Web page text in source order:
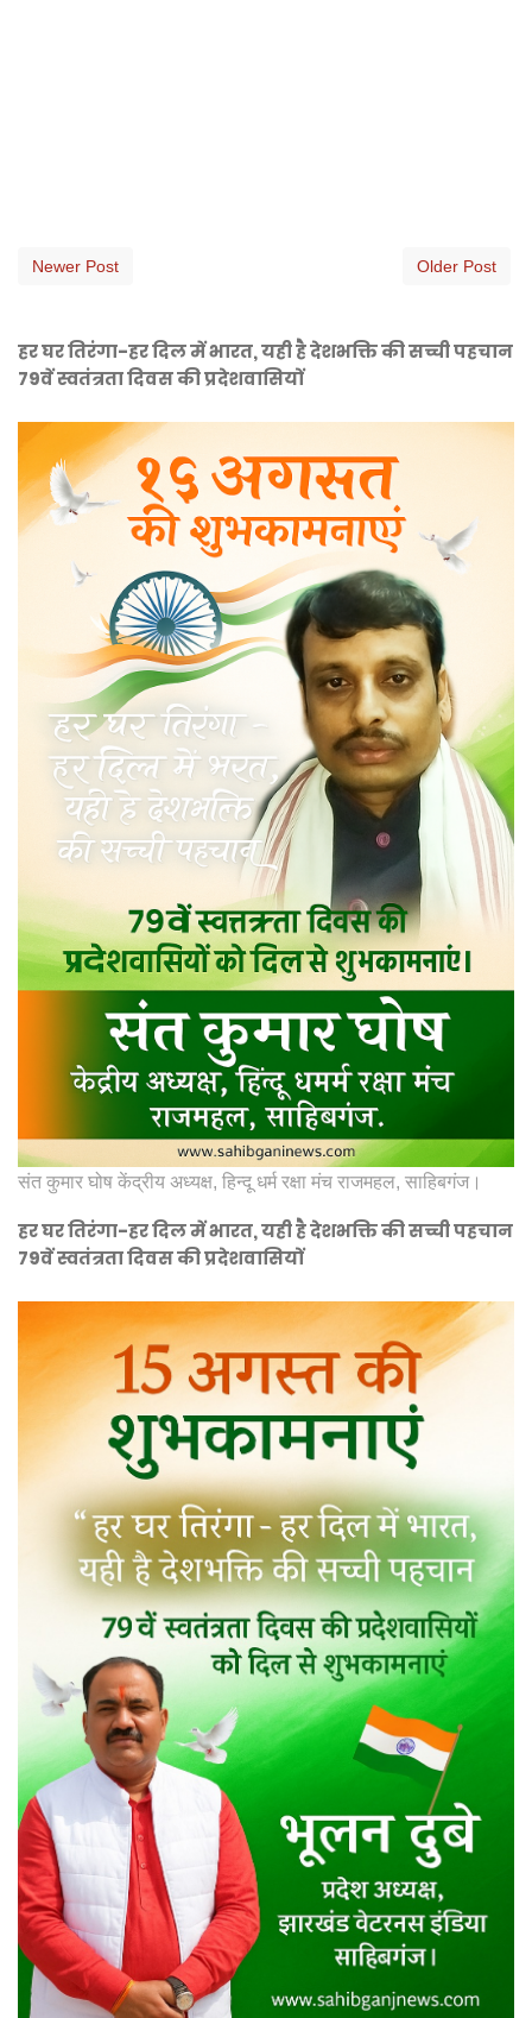
Newer Post Older Post
हर घर तिरंगा-हर दिल में भारत, यही है देशभक्ति की सच्ची पहचान
79वें स्वतंत्रता दिवस की प्रदेशवासियों
संत कुमार घोष केंद्रीय अध्यक्ष, हिन्दू धर्म रक्षा मंच राजमहल, साहिबगंज।
हर घर तिरंगा-हर दिल में भारत, यही है देशभक्ति की सच्ची पहचान
79वें स्वतंत्रता दिवस की प्रदेशवासियों